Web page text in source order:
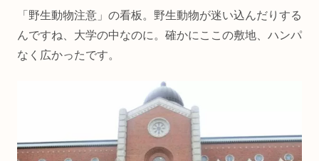
「野生動物注意」の看板。野生動物が迷い込んだりする
んですね、大学の中なのに。確かにここの敷地、ハンパ
なく広かったです。